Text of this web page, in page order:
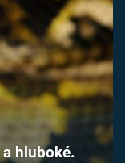
hluboké.